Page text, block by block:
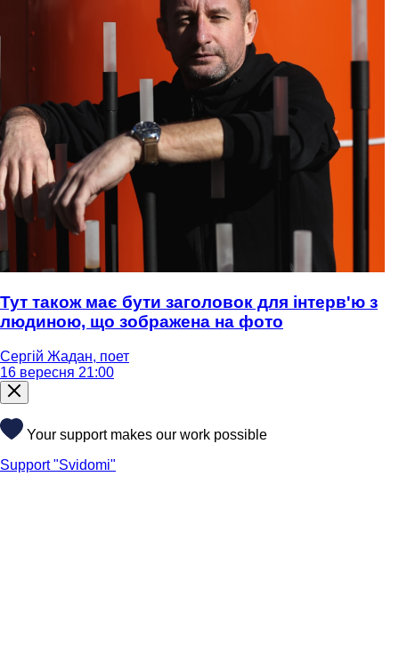
Тут також має бути заголовок для інтерв'ю з
людиною, що зображена на фото
Сергій Жадан, поет
16 вересня 21:00
Your support makes our work possible
Support "Svidomi"